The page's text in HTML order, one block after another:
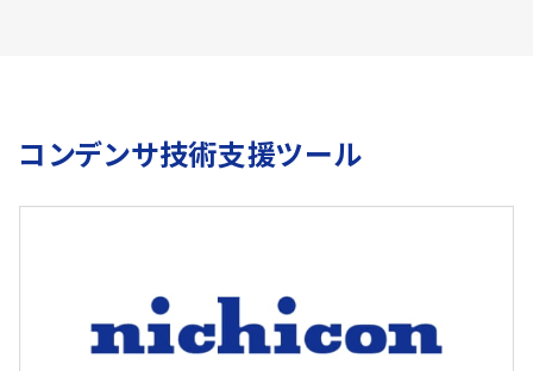
コンデンサ技術支援ツール